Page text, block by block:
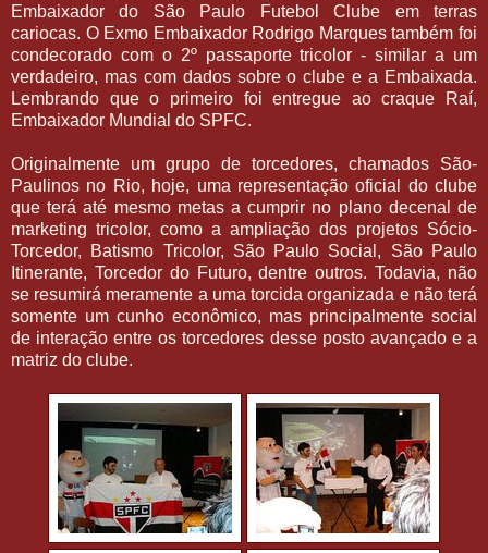
Embaixador do São Paulo Futebol Clube em terras
cariocas. O Exmo Embaixador Rodrigo Marques também foi
condecorado com o 2º passaporte tricolor - similar a um
verdadeiro, mas com dados sobre o clube e a Embaixada.
Lembrando que o primeiro foi entregue ao craque Raí,
Embaixador Mundial do SPFC.
Originalmente um grupo de torcedores, chamados São-
Paulinos no Rio, hoje, uma representação oficial do clube
que terá até mesmo metas a cumprir no plano decenal de
marketing tricolor, como a ampliação dos projetos Sócio-
Torcedor, Batismo Tricolor, São Paulo Social, São Paulo
Itinerante, Torcedor do Futuro, dentre outros. Todavia, não
se resumirá meramente a uma torcida organizada e não terá
somente um cunho econômico, mas principalmente social
de interação entre os torcedores desse posto avançado e a
matriz do clube.